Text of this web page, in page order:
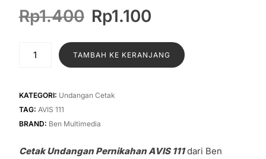
Rp1.400 Harga
aslinya
adalah:
Rp1.400.
Rp1.100
ini
adalah:
Kuantitas
Pernikahan
AVIS
111
TAMBAH KE KERANJANG
KATEGORI: Undangan Cetak
TAG: AVIS 111
BRAND: Ben Multimedia
Cetak Undangan Pernikahan AVIS 111dari Ben